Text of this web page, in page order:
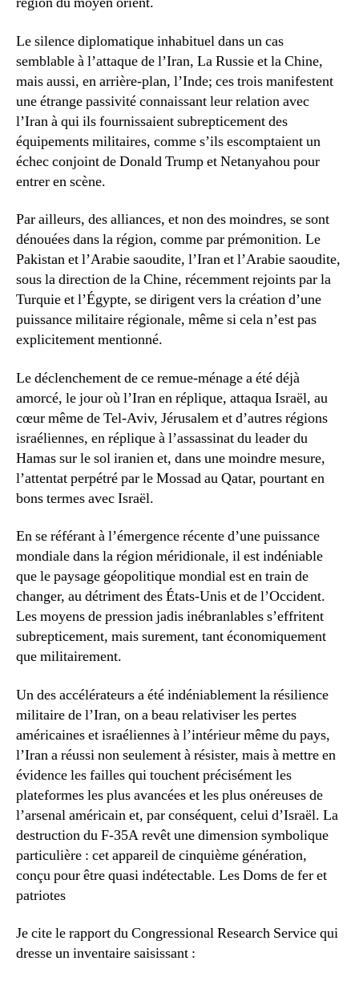
Le silence diplomatique inhabituel dans un cas
semblable à l’attaque de l’Iran, La Russie et la Chine,
mais aussi, en arrière-plan, l’Inde; ces trois manifestent
une étrange passivité connaissant leur relation avec
l’Iran à qui ils fournissaient subrepticement des
équipements militaires, comme s’ils escomptaient un
échec conjoint de Donald Trump et Netanyahou pour
entrer en scène.
Par ailleurs, des alliances, et non des moindres, se sont
dénouées dans la région, comme par prémonition. Le
Pakistan et l’Arabie saoudite, l’Iran et l’Arabie saoudite,
sous la direction de la Chine, récemment rejoints par la
Turquie et l’Égypte, se dirigent vers la création d’une
puissance militaire régionale, même si cela n’est pas
explicitement mentionné.
Le déclenchement de ce remue-ménage a été déjà
amorcé, le jour où l’Iran en réplique, attaqua Israël, au
cœur même de Tel-Aviv, Jérusalem et d’autres régions
israéliennes, en réplique à l’assassinat du leader du
Hamas sur le sol iranien et, dans une moindre mesure,
l’attentat perpétré par le Mossad au Qatar, pourtant en
bons termes avec Israël.
En se référant à l’émergence récente d’une puissance
mondiale dans la région méridionale, il est indéniable
que le paysage géopolitique mondial est en train de
changer, au détriment des États-Unis et de l’Occident.
Les moyens de pression jadis inébranlables s’effritent
subrepticement, mais surement, tant économiquement
que militairement.
Un des accélérateurs a été indéniablement la résilience
militaire de l’Iran, on a beau relativiser les pertes
américaines et israéliennes à l’intérieur même du pays,
l’Iran a réussi non seulement à résister, mais à mettre en
évidence les failles qui touchent précisément les
plateformes les plus avancées et les plus onéreuses de
l’arsenal américain et, par conséquent, celui d’Israël. La
destruction du F-35A revêt une dimension symbolique
particulière : cet appareil de cinquième génération,
conçu pour être quasi indétectable. Les Doms de fer et
patriotes
Je cite le rapport du Congressional Research Service qui
dresse un inventaire saisissant :